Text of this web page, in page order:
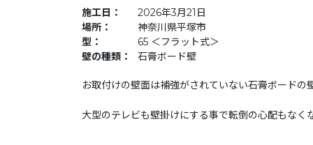
施工日：
2026年3月21日
場所：
神奈川県平塚市
型：
65 ＜フラット式＞
壁の種類：
石膏ボード壁
お取付けの壁面は補強がされていない石膏ボード
大型のテレビも壁掛けにする事で転倒の心配もな